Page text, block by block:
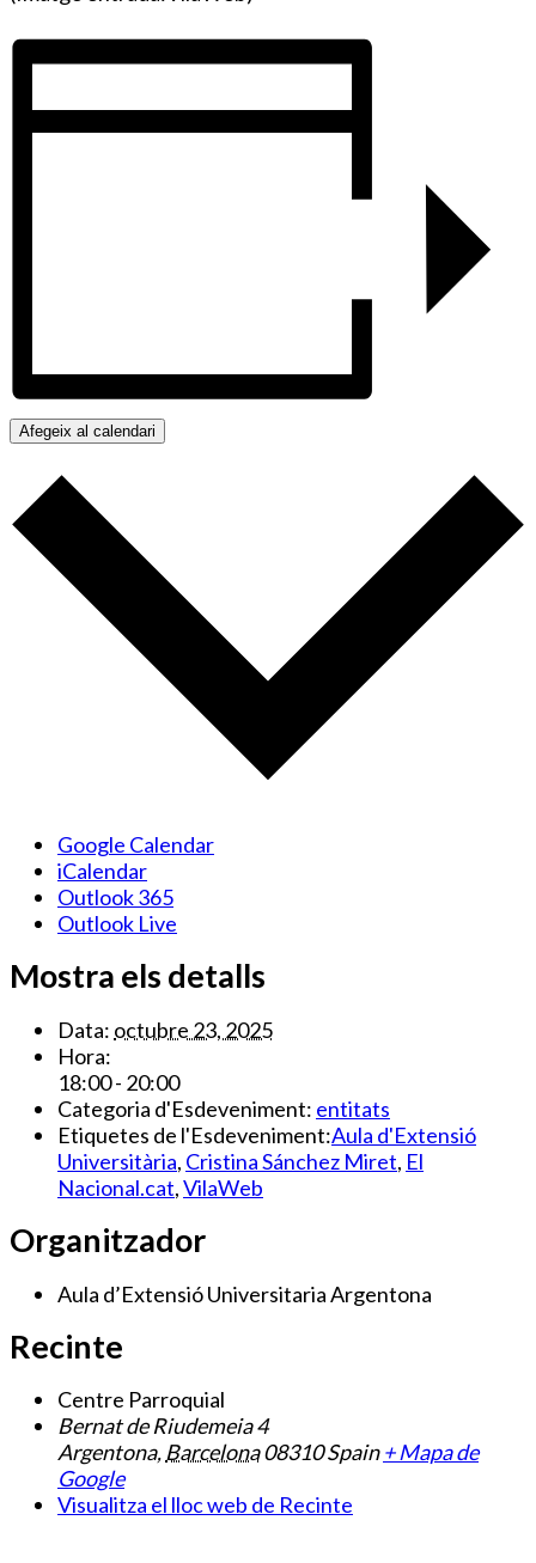
Afegeix al calendari
Google Calendar
iCalendar
Outlook 365
Outlook Live
Mostra els detalls
Data: octubre 23, 2025
Hora:
18:00 - 20:00
Categoria d'Esdeveniment: entitats
Etiquetes de l'Esdeveniment:Aula d'Extensió
Universitària, Cristina Sánchez Miret, El
Nacional.cat,VilaWeb
Organitzador
Aula d’Extensió Universitaria Argentona
Recinte
Centre Parroquial
Bernat de Riudemeia 4
Argentona, Barcelona08310Spain + Mapa de
Google
Visualitza el lloc web de Recinte